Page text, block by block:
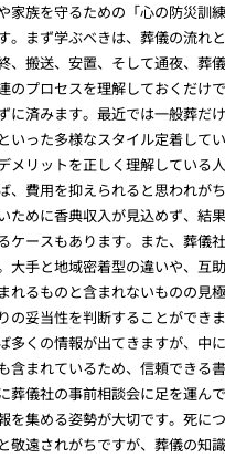
家族を守るための「心の防災訓
。まず学ぶべきは、葬儀の流れ
、搬送、安置、そして通夜、葬
のプロセスを理解しておくだけ
に済みます。最近では一般葬だ
いった多様なスタイル定着して
メリットを正しく理解している
、費用を抑えられると思われが
ために香典収入が見込めず、結
ケースもあります。また、葬儀
大手と地域密着型の違いや、互助
れるものと含まれないものの見
の妥当性を判断することができ
多くの情報が出てきますが、中
含まれているため、信頼できる
葬儀社の事前相談会に足を運ん
を集める姿勢が大切です。死に
敬遠されがちですが、葬儀の知